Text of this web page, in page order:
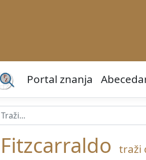
Portal znanja
Fitzcarraldo traži